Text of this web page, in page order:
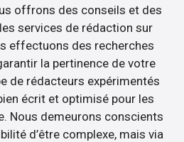
offrons des conseils et des
services de rédaction sur
effectuons des recherches
la pertinence de votre
de rédacteurs expérimentés
écrit et optimisé pour les
Nous demeurons conscients
d’être complexe, mais via